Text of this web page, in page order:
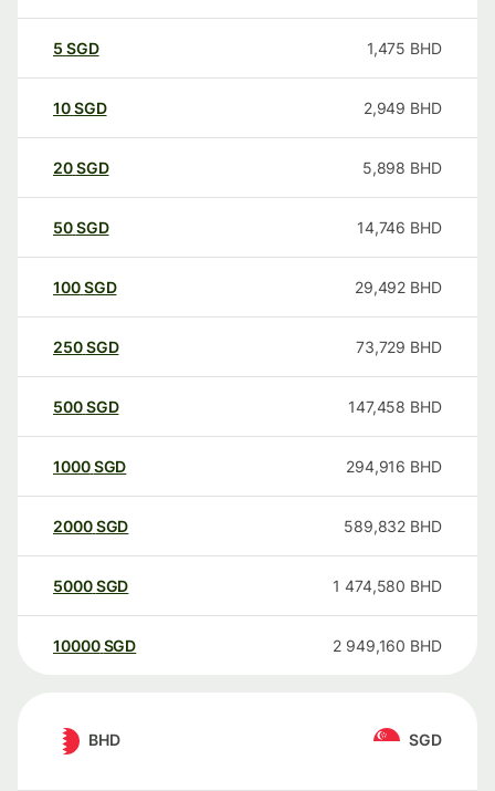
5 SGD 1,475 BHD
10SGD 2,949 BHD
20SGD 5,898 BHD
50SGD 14,746 BHD
100SGD 29,492 BHD
250SGD 73,729 BHD
500SGD 147,458 BHD
1000SGD 294,916 BHD
2000SGD 589,832 BHD
5000SGD 1 474,580 BHD
10000 SGD 2 949,160 BHD
BHD SGD